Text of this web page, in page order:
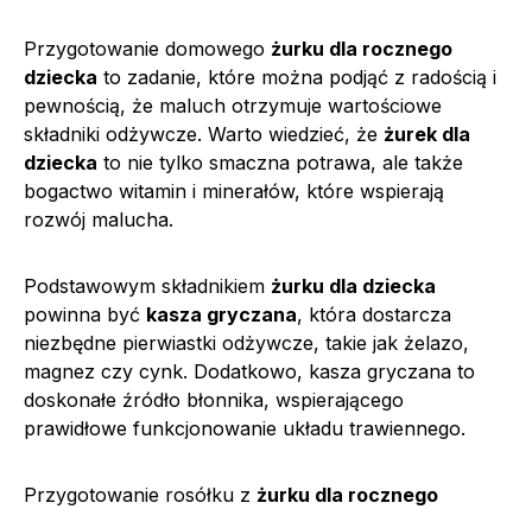
Przygotowanie domowego żurku dla rocznego
dziecka to zadanie, które można podjąć z radością i
pewnością, że maluch otrzymuje wartościowe
składniki odżywcze. Warto wiedzieć, że żurek dla
dziecka to nie tylko smaczna potrawa, ale także
bogactwo witamin i minerałów, które wspierają
rozwój malucha.
Podstawowym składnikiem żurku dla dziecka
powinna być kasza gryczana, która dostarcza
niezbędne pierwiastki odżywcze, takie jak żelazo,
magnez czy cynk. Dodatkowo, kasza gryczana to
doskonałe źródło błonnika, wspierającego
prawidłowe funkcjonowanie układu trawiennego.
Przygotowanie rosółku z żurku dla rocznego